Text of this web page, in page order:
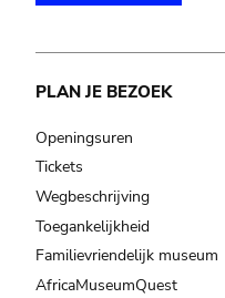
Main
navigation
PLAN JE BEZOEK
Openingsuren
Tickets
Wegbeschrijving
Toegankelijkheid
Familievriendelijk museum
AfricaMuseumQuest